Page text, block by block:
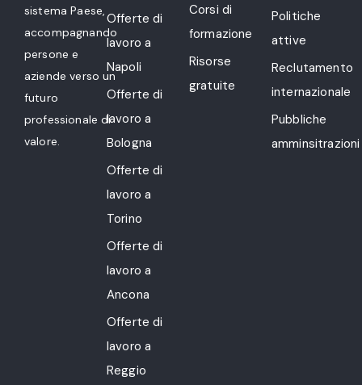
sistema Paese,
accompagnando
persone e
aziende verso un
futuro
professionale di
valore.
Offerte di
lavoro a
Napoli
Offerte di
lavoro a
Bologna
Offerte di
lavoro a
Torino
Offerte di
lavoro a
Ancona
Offerte di
lavoro a
Reggio
Corsi di
formazione
Risorse
gratuite
Politiche
attive
Reclutamento
internazionale
Pubbliche
amminsitrazioni